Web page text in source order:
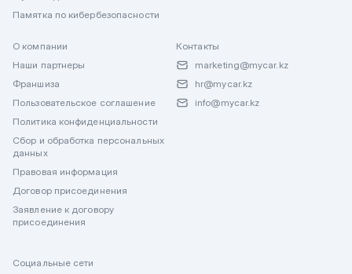
Памятка по кибербезопасности
О компании
Наши партнеры
Франшиза
Пользовательское соглашение
Политика конфиденциальности
Сбор и обработка персональных
данных
Правовая информация
Договор присоединения
Заявление к договору
присоединения
Контакты
marketing@mycar.kz
hr@mycar.kz
info@mycar.kz
Социальные сети